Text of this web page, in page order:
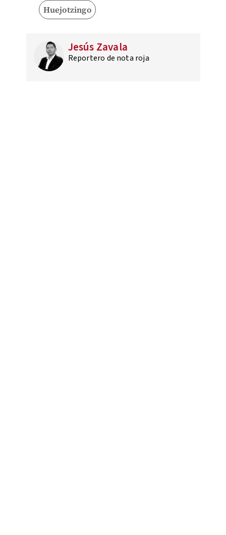
Huejotzingo
Jesús Zavala
Reportero de nota roja